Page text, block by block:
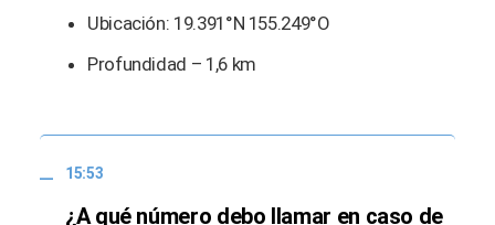
Ubicación: 19.391°N 155.249°O
Profundidad – 1,6 km
15:53
¿A qué número debo llamar en caso de